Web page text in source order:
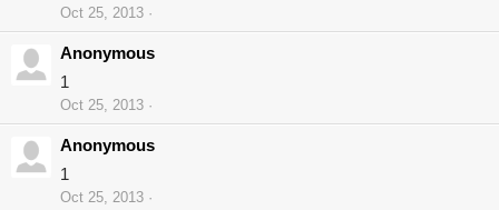
Oct 25, 2013
Anonymous
1
Oct 25, 2013
Anonymous
1
Oct 25, 2013